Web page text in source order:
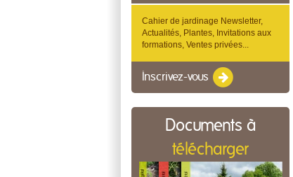
Cahier de jardinage Newsletter,
Actualités, Plantes, Invitations aux
formations, Ventes privées...
Inscrivez-vous
Documents à
télécharger